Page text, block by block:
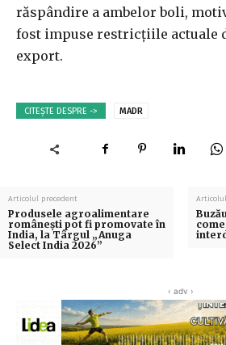
răspândire a ambelor boli,
fost impuse restricţiile actuale
export.
CITEȘTE DESPRE -> MADR
Articolul precedent
Produsele agroalimentare
româneşti pot fi promovate în
India, la Târgul „Anuga
Select India 2026”
‹ adv ›